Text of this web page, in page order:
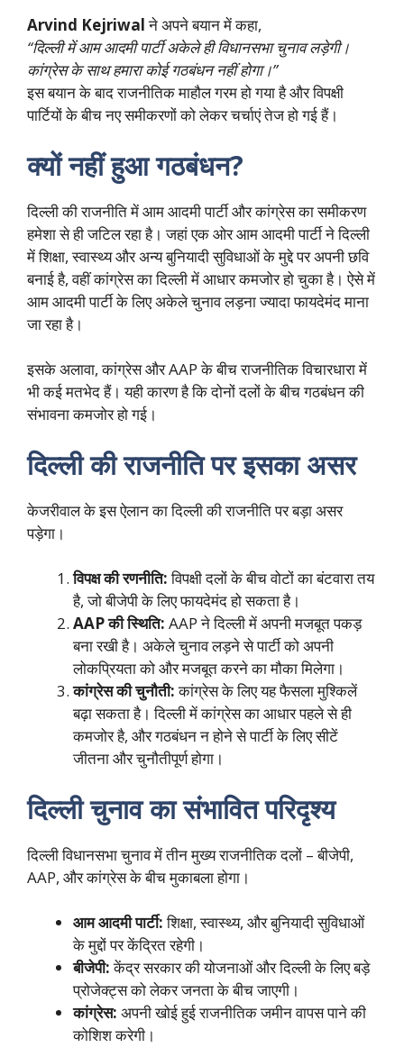
Arvind Kejriwalने अपने बयान में कहा,
“दिल्ली में आम आदमी पार्टी अकेले ही विधानसभा चुनाव लड़ेगी।
कांग्रेस के साथ हमारा कोई गठबंधन नहीं होगा।”
इस बयान के बाद राजनीतिक माहौल गरम हो गया है और विपक्षी
पार्टियों के बीच नए समीकरणों को लेकर चर्चाएं तेज हो गई हैं।
क्यों नहीं हुआ गठबंधन?
दिल्ली की राजनीति में आम आदमी पार्टी और कांग्रेस का समीकरण
हमेशा से ही जटिल रहा है। जहां एक ओर आम आदमी पार्टी ने दिल्ली
में शिक्षा, स्वास्थ्य और अन्य बुनियादी सुविधाओं के मुद्दे पर अपनी छवि
बनाई है, वहीं कांग्रेस का दिल्ली में आधार कमजोर हो चुका है। ऐसे में
आम आदमी पार्टी के लिए अकेले चुनाव लड़ना ज्यादा फायदेमंद माना
जा रहा है।
इसके अलावा, कांग्रेस और AAP के बीच राजनीतिक विचारधारा में
भी कई मतभेद हैं। यही कारण है कि दोनों दलों के बीच गठबंधन की
संभावना कमजोर हो गई।
दिल्ली की राजनीति पर इसका असर
केजरीवाल के इस ऐलान का दिल्ली की राजनीति पर बड़ा असर
पड़ेगा।
विपक्ष की रणनीति:विपक्षी दलों के बीच वोटों का बंटवारा तय
है, जो बीजेपी के लिए फायदेमंद हो सकता है।
AAP की स्थिति: AAP ने दिल्ली में अपनी मजबूत पकड़
बना रखी है। अकेले चुनाव लड़ने से पार्टी को अपनी
लोकप्रियता को और मजबूत करने का मौका मिलेगा।
कांग्रेस की चुनौती:कांग्रेस के लिए यह फैसला मुश्किलें
बढ़ा सकता है। दिल्ली में कांग्रेस का आधार पहले से ही
कमजोर है, और गठबंधन न होने से पार्टी के लिए सीटें
जीतना और चुनौतीपूर्ण होगा।
दिल्ली चुनाव का संभावित परिदृश्य
दिल्ली विधानसभा चुनाव में तीन मुख्य राजनीतिक दलों – बीजेपी,
AAP, और कांग्रेस के बीच मुकाबला होगा।
आम आदमी पार्टी:शिक्षा, स्वास्थ्य, और बुनियादी सुविधाओं
के मुद्दों पर केंद्रित रहेगी।
बीजेपी:केंद्र सरकार की योजनाओं और दिल्ली के लिए बड़े
प्रोजेक्ट्स को लेकर जनता के बीच जाएगी।
कांग्रेस: अपनी खोई हुई राजनीतिक जमीन वापस पाने की
कोशिश करेगी।